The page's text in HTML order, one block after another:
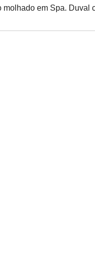
molhado em Spa. Duval